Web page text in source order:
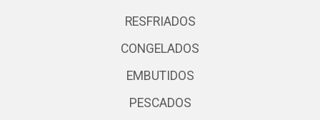
RESFRIADOS
CONGELADOS
EMBUTIDOS
PESCADOS